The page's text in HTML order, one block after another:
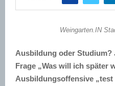
Weingarten.IN
Ausbildung oder Studium?
Frage „Was will ich später
Ausbildungsoffensive